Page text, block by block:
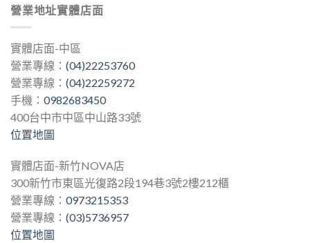
營業地址實體店面
實體店面-中區
營業專線： (04)22253760
營業專線： (04)22259272
手機： 0982683450
400台中市中區中山路33號
位置地圖
實體店面-新竹NOVA店
300新竹市東區光復路2段194巷3號2樓212櫃
營業專線： 0973215353
營業專線： (03)5736957
位置地圖